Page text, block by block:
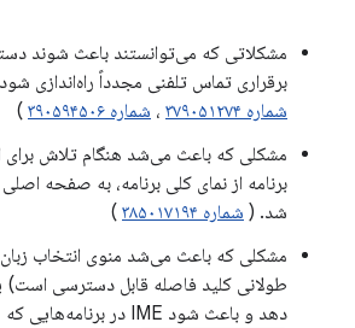
مشکلاتی که می‌توانستند باعث شوند
برقراری تماس تلفنی مجدداً راه‌اندازی
شماره ۳۷۹۰۵۱۲۷۴
، شماره ۳۹۰۵۹۴۵۰۶
)
مشکلی که باعث می‌شد هنگام تلاش برای
برنامه از نمای کلی برنامه، به صفحه
شد. ( شماره ۳۸۵۰۱۷۱۹۴
)
مشکلی که باعث می‌شد منوی انتخاب زبان
طولانی کلید فاصله قابل دسترسی است)
دهد و باعث شود IME در برنامه‌هایی که